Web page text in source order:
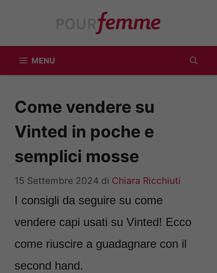
MENU
Come vendere su
Vinted in poche e
semplici mosse
15 Settembre 2024 di Chiara Ricchiuti
I consigli da seguire su come
vendere capi usati su Vinted! Ecco
come riuscire a guadagnare con il
second hand.